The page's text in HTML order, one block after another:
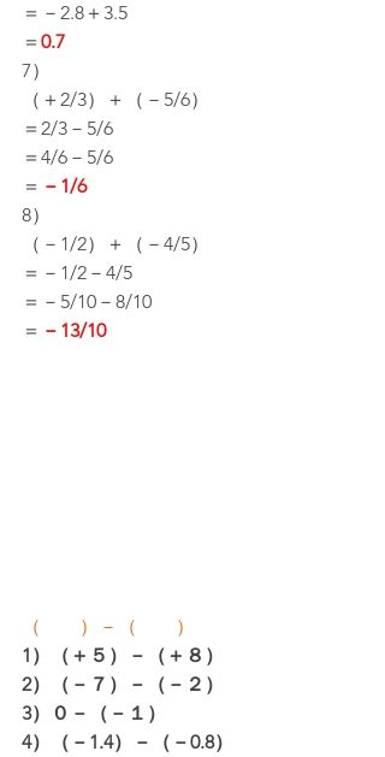
＝－2.8＋3.5
＝ 0.7
7）
（＋2/3）＋（－5/6）
＝2/3－5/6
＝4/6－5/6
＝ －1/6
8）
（－1/2）＋（－4/5）
＝－1/2－4/5
＝－5/10－8/10
＝ －13/10
（　　）－（　　）
1）（＋５）－（＋８）
2）（－７）－（－２）
3）０－（－１）
4）（－1.4）－（－0.8）